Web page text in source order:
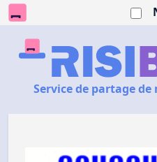
Service de partage